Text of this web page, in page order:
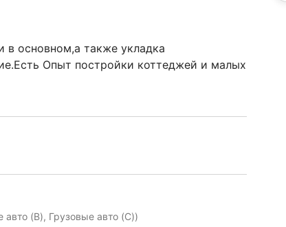
в основном,а также укладка
Опыт постройки коттеджей и малых
авто (B), Грузовые авто (C))